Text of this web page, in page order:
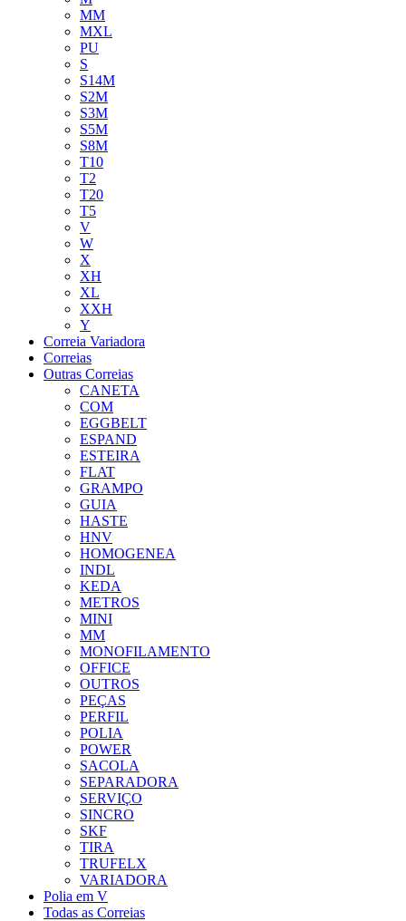
MM
MXL
PU
S
S14M
S2M
S3M
S5M
S8M
T10
T2
T20
T5
V
W
X
XH
XL
XXH
Y
Correia Variadora
Correias
Outras Correias
CANETA
COM
EGGBELT
ESPAND
ESTEIRA
FLAT
GRAMPO
GUIA
HASTE
HNV
HOMOGENEA
INDL
KEDA
METROS
MINI
MM
MONOFILAMENTO
OFFICE
OUTROS
PEÇAS
PERFIL
POLIA
POWER
SACOLA
SEPARADORA
SERVIÇO
SINCRO
SKF
TIRA
TRUFELX
VARIADORA
Polia em V
Todas as Correias